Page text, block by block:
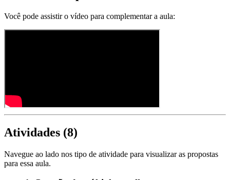
Você pode assistir o vídeo para complementar a aula:
Atividades (8)
Navegue ao lado nos tipo de atividade para visualizar as propostas
para essa aula.